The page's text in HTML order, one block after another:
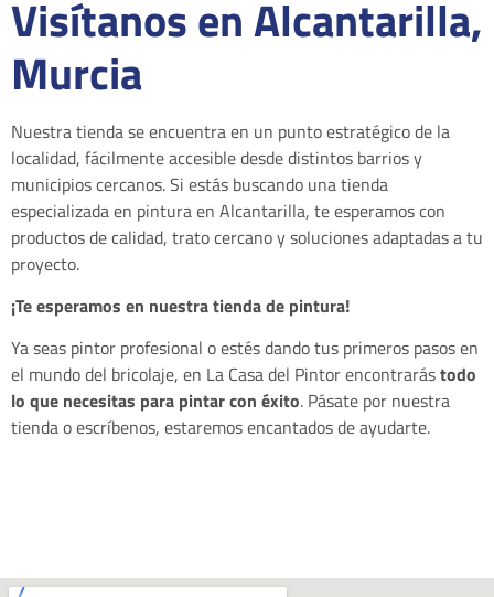
Visítanos en Alcantarilla,
Murcia
Nuestra tienda se encuentra en un punto estratégico de la
localidad, fácilmente accesible desde distintos barrios y
municipios cercanos. Si estás buscando una tienda
especializada en pintura en Alcantarilla, te esperamos con
productos de calidad, trato cercano y soluciones adaptadas a tu
proyecto.
¡Te esperamos en nuestra tienda de pintura!
Ya seas pintor profesional o estés dando tus primeros pasos en
el mundo del bricolaje, en La Casa del Pintor encontrarástodo
lo que necesitas para pintar con éxito. Pásate por nuestra
tienda o escríbenos, estaremos encantados de ayudarte.